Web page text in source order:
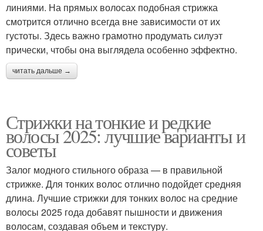
линиями. На прямых волосах подобная стрижка
смотрится отлично всегда вне зависимости от их
густоты. Здесь важно грамотно продумать силуэт
прически, чтобы она выглядела особенно эффектно.
читать дальше →
Стрижки на тонкие и редкие
волосы 2025: лучшие варианты и
советы
Залог модного стильного образа — в правильной
стрижке. Для тонких волос отлично подойдет средняя
длина. Лучшие стрижки для тонких волос на средние
волосы 2025 года добавят пышности и движения
волосам, создавая объем и текстуру.